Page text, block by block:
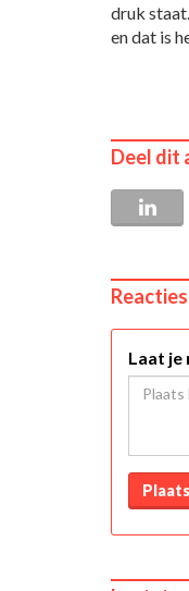
druk
en dat is
Deel dit
Reacties
Laat je